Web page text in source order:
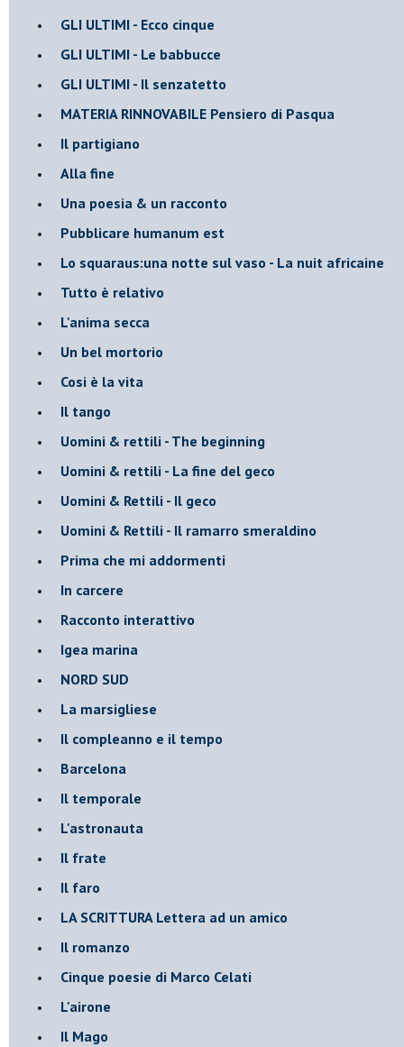
GLI ULTIMI - Ecco cinque
GLI ULTIMI - Le babbucce
GLI ULTIMI - Il senzatetto
MATERIA RINNOVABILE Pensiero di Pasqua
Il partigiano
Alla fine
Una poesia & un racconto
Pubblicare humanum est
Lo squaraus:una notte sul vaso - La nuit africaine
Tutto è relativo
L'anima secca
Un bel mortorio
Cosi è la vita
Il tango
​Uomini & rettili - The beginning
​Uomini & rettili - La fine del geco
Uomini & Rettili - Il geco
Uomini & Rettili - Il ramarro smeraldino
Prima che mi addormenti
In carcere
Racconto interattivo
Igea marina
​NORD SUD
La marsigliese
Il compleanno e il tempo
Barcelona
Il temporale
L'astronauta
Il frate
Il faro
​LA SCRITTURA Lettera ad un amico
Il romanzo
Cinque poesie di Marco Celati
L'airone
Il Mago